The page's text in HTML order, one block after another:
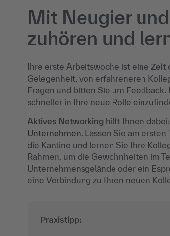
Mit Neugier
zuhören und
Ihre erste Arbeitswoche ist eine Zeit
Gelegenheit, von erfahreneren
Fragen und bitten Sie um
schneller in Ihre neue Rolle
Aktives Networking hilft Ihnen
Unternehmen. Lassen Sie am ersten
die Kantine und lernen Sie Ihre
Rahmen, um die Gewohnheiten im
Unternehmensgelände oder ein
eine Verbindung zu Ihren neuen
Praxistipp: